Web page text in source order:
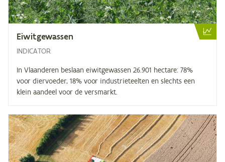
Ei­wit­ge­was­sen
INDICATOR
In Vlaanderen beslaan eiwitgewassen 26.901 hectare: 78%
voor diervoeder, 18% voor industrieteelten en slechts een
klein aandeel voor de versmarkt.